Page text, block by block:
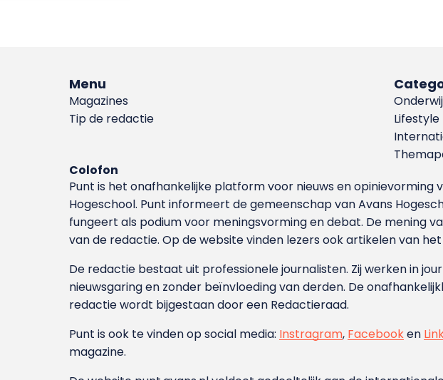
Menu
Magazines
Tip de redactie
Lifestyle
Colofon
Punt is het onafhankelijke platform voor nieuws en
Hoge­school. Punt informeert de gemeenschap van Avans
fungeert als podium voor meningsvorming en debat. De mening
van de redactie. Op de website vinden lezers ook artikelen van
De redactie bestaat uit professionele journalisten. Zij werken in
nieuwsgaring en zonder beïnvloeding van derden. De
redactie wordt bijgestaan door een Redactieraad.
Punt is ook te vinden op social media: Instragram, Facebooken
magazine.